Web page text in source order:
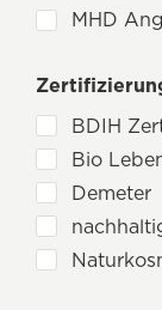
Bergland
Cattier
CMD
Earth
Finigrana
Heliotrop
Hübner
MHD
BDIH
Bio
Demeter